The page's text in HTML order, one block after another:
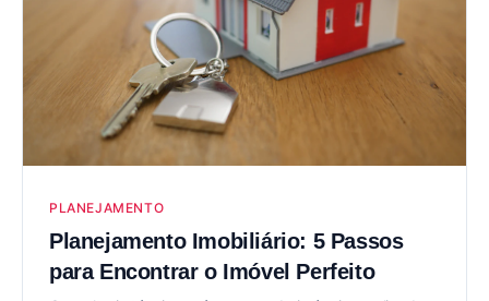
PLANEJAMENTO
Planejamento Imobiliário: 5 Passos
para Encontrar o Imóvel Perfeito